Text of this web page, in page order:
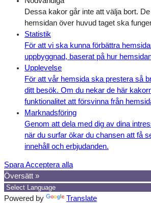
Dessa kakor går inte att välja bort.
hemsidan över huvud taget ska
Statistik
För att vi ska kunna förbättra
uppbyggnad, baserat på hur
Upplevelse
För att vår hemsida ska prestera så
ditt besök. Om du nekar de här
funktionalitet att försvinna från
Marknadsföring
Genom att dela med dig av dina
när du surfar ökar du chansen att få
innehåll och erbjudanden.
SparaAcceptera alla
Översätt »
Powered by Translate